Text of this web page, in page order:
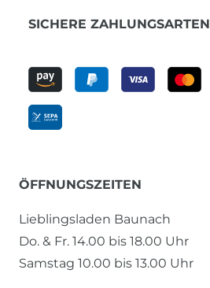
SICHERE ZAHLUNGSARTEN
ÖFFNUNGSZEITEN
Lieblingsladen Baunach
Do. & Fr. 14.00 bis 18.00 Uhr
Samstag 10.00 bis 13.00 Uhr